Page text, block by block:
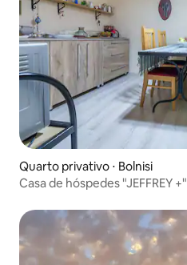
Quarto privativo ⋅ Bolnisi
Casa de hóspedes "JEFFREY +"